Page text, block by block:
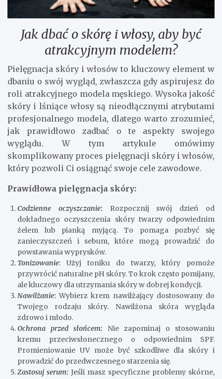
Jak dbać o skórę i włosy, aby być
atrakcyjnym modelem?
Pielęgnacja skóry i włosów to kluczowy element w
dbaniu o swój wygląd, zwłaszcza gdy aspirujesz do
roli atrakcyjnego modela męskiego. Wysoka jakość
skóry i lśniące włosy są nieodłącznymi atrybutami
profesjonalnego modela, dlatego warto zrozumieć,
jak prawidłowo zadbać o te aspekty swojego
wyglądu. W tym artykule omówimy
skomplikowany proces pielęgnacji skóry i włosów,
który pozwoli Ci osiągnąć swoje cele zawodowe.
Prawidłowa pielęgnacja skóry:
Codzienne oczyszczanie: Rozpocznij swój dzień od
dokładnego oczyszczenia skóry twarzy odpowiednim
żelem lub pianką myjącą. To pomaga pozbyć się
zanieczyszczeń i sebum, które mogą prowadzić do
powstawania wyprysków.
Tonizowanie: Użyj toniku do twarzy, który pomoże
przywrócić naturalne pH skóry. To krok często pomijany,
ale kluczowy dla utrzymania skóry w dobrej kondycji.
Nawilżanie: Wybierz krem nawilżający dostosowany do
Twojego rodzaju skóry. Nawilżona skóra wygląda
zdrowo i młodo.
Ochrona przed słońcem: Nie zapominaj o stosowaniu
kremu przeciwsłonecznego o odpowiednim SPF.
Promieniowanie UV może być szkodliwe dla skóry i
prowadzić do przedwczesnego starzenia się.
Zastosuj serum: Jeśli masz specyficzne problemy skórne,